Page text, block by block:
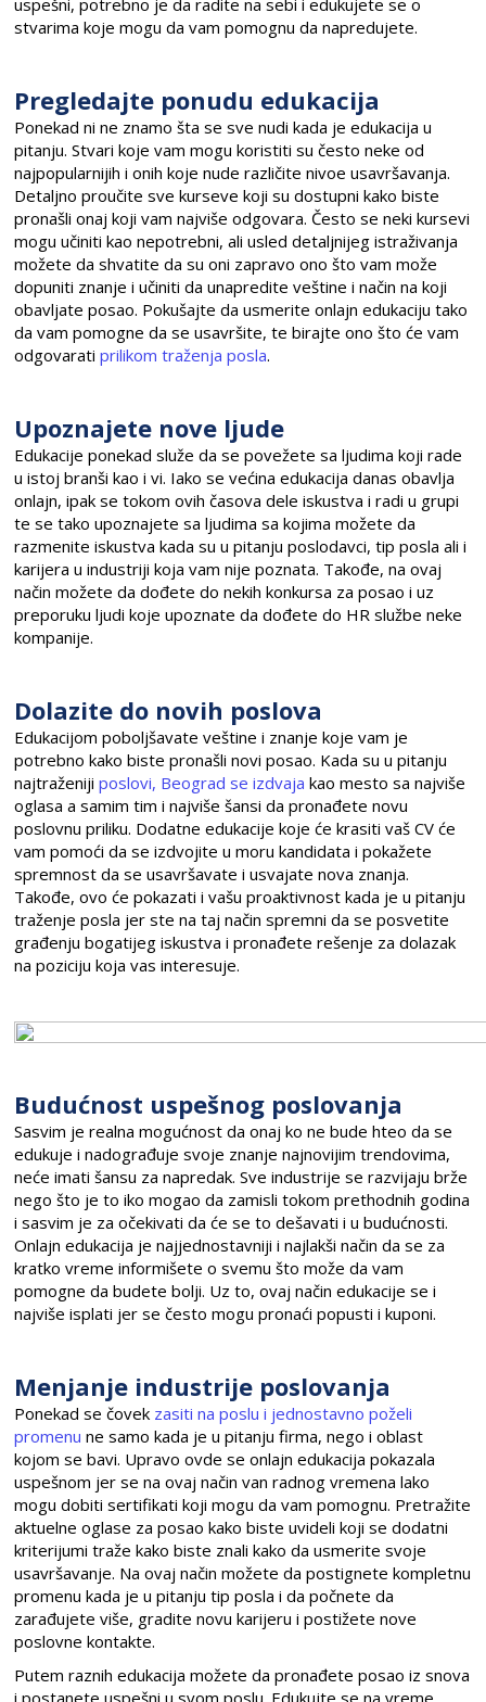
uspešni, potrebno je da radite na sebi i edukujete se o
stvarima koje mogu da vam pomognu da napredujete.
Pregledajte ponudu edukacija
Ponekad ni ne znamo šta se sve nudi kada je edukacija u
pitanju. Stvari koje vam mogu koristiti su često neke od
najpopularnijih i onih koje nude različite nivoe usavršavanja.
Detaljno proučite sve kurseve koji su dostupni kako biste
pronašli onaj koji vam najviše odgovara. Često se neki kursevi
mogu učiniti kao nepotrebni, ali usled detaljnijeg istraživanja
možete da shvatite da su oni zapravo ono što vam može
dopuniti znanje i učiniti da unapredite veštine i način na koji
obavljate posao. Pokušajte da usmerite onlajn edukaciju tako
da vam pomogne da se usavršite, te birajte ono što će vam
odgovaratiprilikom traženja posla.
Upoznajete nove ljude
Edukacije ponekad služe da se povežete sa ljudima koji rade
u istoj branši kao i vi. Iako se većina edukacija danas obavlja
onlajn, ipak se tokom ovih časova dele iskustva i radi u grupi
te se tako upoznajete sa ljudima sa kojima možete da
razmenite iskustva kada su u pitanju poslodavci, tip posla ali i
karijera u industriji koja vam nije poznata. Takođe, na ovaj
način možete da dođete do nekih konkursa za posao i uz
preporuku ljudi koje upoznate da dođete do HR službe neke
kompanije.
Dolazite do novih poslova
Edukacijom poboljšavate veštine i znanje koje vam je
potrebno kako biste pronašli novi posao. Kada su u pitanju
najtraženijiposlovi, Beograd se izdvaja kao mesto sa najviše
oglasa a samim tim i najviše šansi da pronađete novu
poslovnu priliku. Dodatne edukacije koje će krasiti vaš CV će
vam pomoći da se izdvojite u moru kandidata i pokažete
spremnost da se usavršavate i usvajate nova znanja.
Takođe, ovo će pokazati i vašu proaktivnost kada je u pitanju
traženje posla jer ste na taj način spremni da se posvetite
građenju bogatijeg iskustva i pronađete rešenje za dolazak
na poziciju koja vas interesuje.
Budućnost uspešnog poslovanja
Sasvim je realna mogućnost da onaj ko ne bude hteo da se
edukuje i nadograđuje svoje znanje najnovijim trendovima,
neće imati šansu za napredak. Sve industrije se razvijaju brže
nego što je to iko mogao da zamisli tokom prethodnih godina
i sasvim je za očekivati da će se to dešavati i u budućnosti.
Onlajn edukacija je najjednostavniji i najlakši način da se za
kratko vreme informišete o svemu što može da vam
pomogne da budete bolji. Uz to, ovaj način edukacije se i
najviše isplati jer se često mogu pronaći popusti i kuponi.
Menjanje industrije poslovanja
Ponekad se čovek zasiti na poslu i jednostavno poželi
promenu ne samo kada je u pitanju firma, nego i oblast
kojom se bavi. Upravo ovde se onlajn edukacija pokazala
uspešnom jer se na ovaj način van radnog vremena lako
mogu dobiti sertifikati koji mogu da vam pomognu. Pretražite
aktuelne oglase za posao kako biste uvideli koji se dodatni
kriterijumi traže kako biste znali kako da usmerite svoje
usavršavanje. Na ovaj način možete da postignete kompletnu
promenu kada je u pitanju tip posla i da počnete da
zarađujete više, gradite novu karijeru i postižete nove
poslovne kontakte.
Putem raznih edukacija možete da pronađete posao iz snova
i postanete uspešni u svom poslu. Edukujte se na vreme